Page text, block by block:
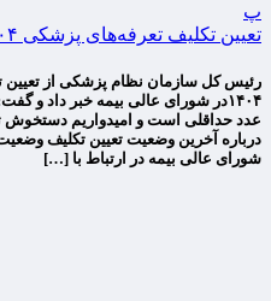
پ
تعیین تکلیف تعرفه‌های پزشکی ۱۴۰۴ در شورای عالی بیمه
رئیس کل سازمان نظام پزشکی از
۱۴۰۴در شورای عالی بیمه خبر داد و
عدد حداقلی است و امیدواریم دستخوش
شورای عالی بیمه در ارتباط با […]